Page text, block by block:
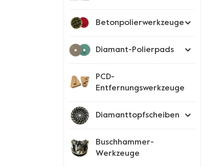
Betonpolierwerkzeuge
Diamant-Polierpads
PCD-
Entfernungswerkzeuge
Diamanttopfscheiben
Buschhammer-
Werkzeuge